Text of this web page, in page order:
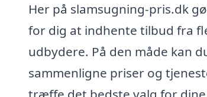
Her på slamsugning-pris.dk
for dig at indhente tilbud fra
udbydere. På den måde kan
sammenligne priser og